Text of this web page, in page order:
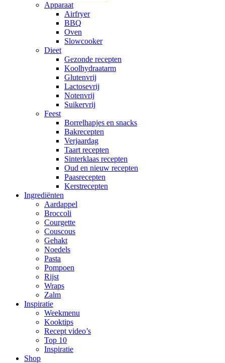
Apparaat
Airfryer
BBQ
Oven
Slowcooker
Dieet
Gezonde recepten
Koolhydraatarm
Glutenvrij
Lactosevrij
Notenvrij
Suikervrij
Feest
Borrelhapjes en snacks
Bakrecepten
Verjaardag
Taart recepten
Sinterklaas recepten
Oud en nieuw recepten
Paasrecepten
Kerstrecepten
Ingrediënten
Aardappel
Broccoli
Courgette
Couscous
Gehakt
Noedels
Pasta
Pompoen
Rijst
Wraps
Zalm
Inspiratie
Weekmenu
Kooktips
Recept video’s
Top 10
Inspiratie
Shop